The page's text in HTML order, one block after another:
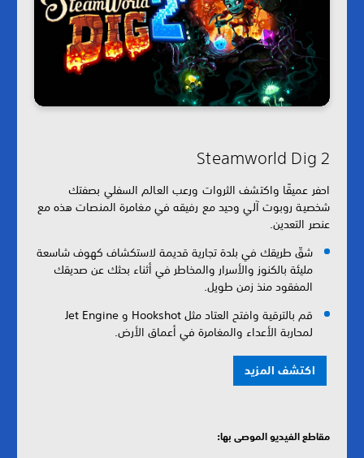
Steamworld Dig 2
احفر عميقًا واكتشف الثروات ورعب العالم السفلي بصفتك
شخصية روبوت آلي وحيد مع رفيقه في مغامرة المنصات هذه مع
عنصر التعدين.
شقّ طريقك في بلدة تجارية قديمة لاستكشاف كهوف شاسعة
مليئة بالكنوز والأسرار والمخاطر في أثناء بحثك عن صديقك
المفقود منذ زمن طويل.
قم بالترقية وافتح العتاد مثل Hookshot و Jet Engine
لمحاربة الأعداء والمغامرة في أعماق الأرض.
اكتشف المزيد
مقاطع الفيديو الموصى بها: